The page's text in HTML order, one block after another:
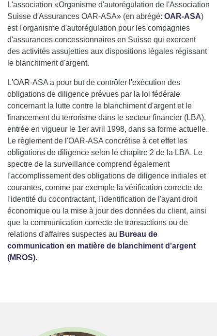
L'association «Organisme d'autorégulation de l'Association
Suisse d'Assurances OAR-ASA» (en abrégé: OAR-ASA)
est l'organisme d'autorégulation pour les compagnies
d'assurances concessionnaires en Suisse qui exercent
des activités assujetties aux dispositions légales régissant
le blanchiment d'argent.
L'OAR-ASA a pour but de contrôler l'exécution des
obligations de diligence prévues par la loi fédérale
concernant la lutte contre le blanchiment d'argent et le
financement du terrorisme dans le secteur financier (LBA),
entrée en vigueur le 1er avril 1998, dans sa forme actuelle.
Le règlement de l'OAR-ASA concrétise à cet effet les
obligations de diligence selon le chapitre 2 de la LBA. Le
spectre de la surveillance comprend également
l'accomplissement des obligations de diligence initiales et
courantes, comme par exemple la vérification correcte de
l'identité du cocontractant, l'identification de l'ayant droit
économique ou la mise à jour des données du client, ainsi
que la communication correcte de transactions ou de
relations d'affaires suspectes au Bureau de
communication en matière de blanchiment d'argent
(MROS).